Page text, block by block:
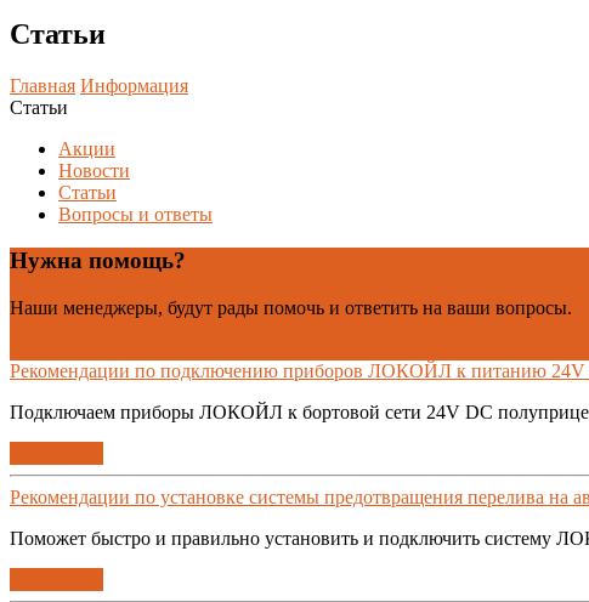
Статьи
Главная Информация
Статьи
Акции
Новости
Статьи
Вопросы и ответы
Нужна помощь?
Наши менеджеры, будут рады помочь и ответить на ваши вопросы.
Рекомендации по подключению приборов ЛОКОЙЛ к питанию 24V
Подключаем приборы ЛОКОЙЛ к бортовой сети 24V DC
Рекомендации по установке системы предотвращения перелива на
Поможет быстро и правильно установить и подключить систему